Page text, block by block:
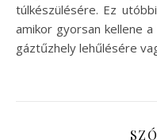
túlkészülésére. Ez
amikor gyorsan kellene
gáztűzhely lehűlésére